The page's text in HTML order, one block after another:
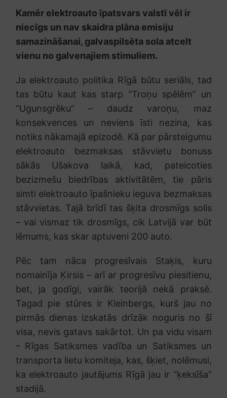
Kamēr elektroauto īpatsvars valstī vēl ir
niecīgs un nav skaidra plāna emisiju
samazināšanai, galvaspilsēta sola atcelt
vienu no galvenajiem stimuliem.
Ja elektroauto politika Rīgā būtu seriāls, tad
tas būtu kaut kas starp “Troņu spēlēm” un
“Ugunsgrēku” – daudz varoņu, maz
konsekvences un neviens īsti nezina, kas
notiks nākamajā epizodē. Kā par pārsteigumu
elektroauto bezmaksas stāvvietu bonuss
sākās Ušakova laikā, kad, pateicoties
bezizmešu biedrības aktivitātēm, tie pāris
simti elektroauto īpašnieku ieguva bezmaksas
stāvvietas. Tajā brīdī tas šķita drosmīgs solis
– vai vismaz tik drosmīgs, cik Latvijā var būt
lēmums, kas skar aptuveni 200 auto.
Pēc tam nāca progresīvais Staķis, kuru
nomainīja Ķirsis – arī ar progresīvu piesitienu,
bet, ja godīgi, vairāk teorijā nekā praksē.
Tagad pie stūres ir Kleinbergs, kurš jau no
pirmās dienas izskatās drīzāk noguris no šī
visa, nevis gatavs sakārtot. Un pa vidu visam
– Rīgas Satiksmes vadība un Satiksmes un
transporta lietu komiteja, kas, šķiet, nolēmusi,
ka elektroauto jautājums Rīgā jau ir “ķeksīša”
stadijā.